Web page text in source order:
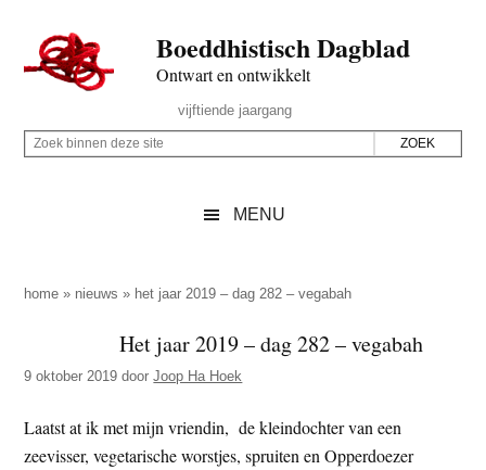
naar
de
inhoud
secondary
naar
de
sidebar
naar
de
Boeddhistisch Dagblad
Ontwart en ontwikkelt
Rechts
vijftiende jaargang
Z
p
z
e
s
Z
i
e
d
e
MENU
home » nieuws » het jaar 2019 – dag 282 – vegabah
Het jaar 2019 – dag 282 – vegabah
9 oktober 2019 doorJoop Ha Hoek
Laatst at ik met mijn vriendin, de kleindochter van een
zeevisser, vegetarische worstjes, spruiten en Opperdoezer